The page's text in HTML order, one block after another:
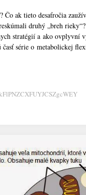
ak tieto desaťročia
druhý „breh
stratégií a ako ovplyvní
časť série o metabolickej